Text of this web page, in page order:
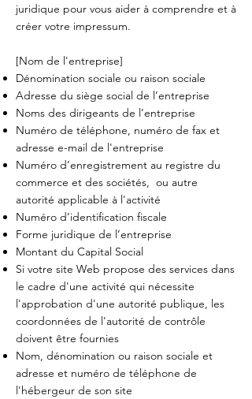
juridique pour vous aider à comprendre et à
créer votre impressum.
[Nom de l'entreprise]
Dénomination sociale ou raison sociale
Adresse du siège social de l’entreprise
Noms des dirigeants de l’entreprise
Numéro de téléphone, numéro de fax et
adresse e-mail de l'entreprise
Numéro d’enregistrement au registre du
commerce et des sociétés, ou autre
autorité applicable à l'activité
Numéro d’identification fiscale
Forme juridique de l’entreprise
Montant du Capital Social
Si votre site Web propose des services dans
le cadre d'une activité qui nécessite
l'approbation d'une autorité publique, les
coordonnées de l'autorité de contrôle
doivent être fournies
Nom, dénomination ou raison sociale et
adresse et numéro de téléphone de
l'hébergeur de son site